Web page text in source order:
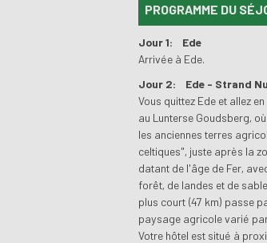
PROGRAMME DU
Jour 1: Ede
Arrivée à Ede.
Jour 2: Ede - Strand
Vous quittez Ede et allez
au Lunterse Goudsberg,
les anciennes terres
celtiques", juste après la
datant de l'âge de Fer,
forêt, de landes et de
plus court (47 km) passe
paysage agricole varié
Votre hôtel est situé à